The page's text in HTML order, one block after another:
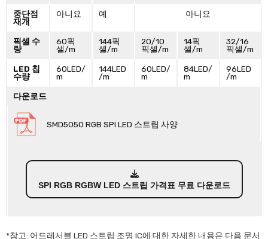
중단점
재개
아니요 예 아니요
픽셀 수
량
60픽
셀/m
144픽
셀/m
20/10
픽셀/m
14픽
셀/m
32/16
픽셀/m
LED 칩
수량
60LED/
m
144LED
/m
60LED/
m
84LED/
m
96LED
/m
다운로드
SMD5050 RGB SPI LED 스트립 사양
SPI RGB RGBW LED 스트립 가격표 무료 다운로드
*참고: 어드레서블 LED 스트립 조명 IC에 대한 자세한 내용은 다음 문서